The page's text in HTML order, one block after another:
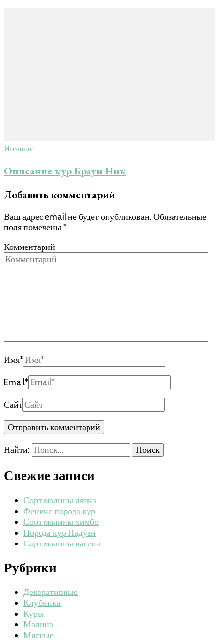
Яичные
Описание кур Браун Ник
Добавить комментарий
Ваш адрес email не будет опубликован. Обязательные
поля помечены*
Комментарий
Имя*
Email*
Сайт
Найти:
Свежие записи
Сорт малины лячка
Феникс порода кур
Сорт малины химбо
Порода кур Падуан
Сорт малины васена
Рубрики
Декоративные
Клубника
Куры
Малина
Мясные